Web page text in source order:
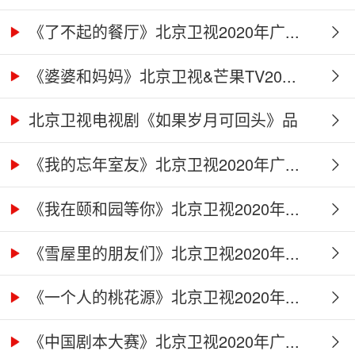
《了不起的餐厅》北京卫视2020年广...
《婆婆和妈妈》北京卫视&芒果TV20...
北京卫视电视剧《如果岁月可回头》品
牌...《我的忘年室友》北京卫视2020年广...
《我在颐和园等你》北京卫视2020年...
《雪屋里的朋友们》北京卫视2020年...
《一个人的桃花源》北京卫视2020年...
《中国剧本大赛》北京卫视2020年广...